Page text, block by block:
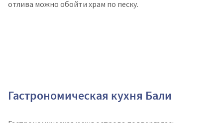
отлива можно обойти храм по песку.
Гастрономическая кухня Бали